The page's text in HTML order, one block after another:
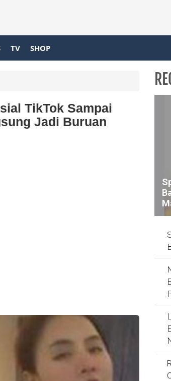
TV SHOP
TikTok Sampai
Jadi Buruan